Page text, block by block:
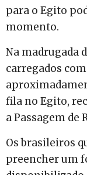
para o Egito
momento.
Na madrugada
carregados
fila no Egito,
a Passagem de
Os brasileiros
preencher um